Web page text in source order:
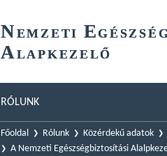
NEMZETI E
ALAPKEZELŐ
RÓLUNK
Főoldal Rólunk Közérdekű adatok
A Nemzeti Egészségbiztosítási